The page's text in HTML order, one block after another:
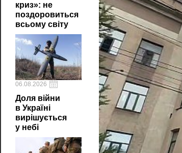
криз»: не
поздоровиться
всьому світу
06.08.2026
Доля війни
в Україні
вирішується
у небі